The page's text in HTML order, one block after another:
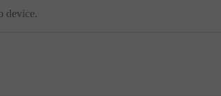
device.